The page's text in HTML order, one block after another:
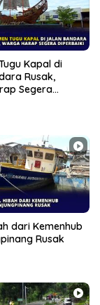
Kapal di
Rusak,
Segera
dari Kemenhub
Rusak